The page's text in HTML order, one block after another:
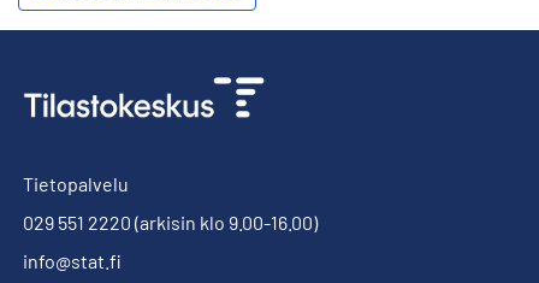
Tietopalvelu
029 551 2220 (arkisin klo 9.00-16.00)
info@stat.fi